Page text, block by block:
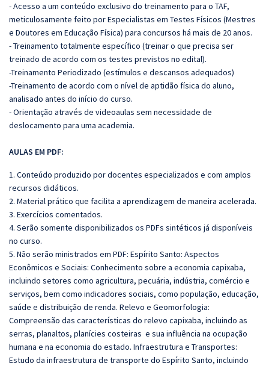
- Acesso a um conteúdo exclusivo do treinamento para o TAF,
meticulosamente feito por Especialistas em Testes Físicos (Mestres
e Doutores em Educação Física) para concursos há mais de 20 anos.
- Treinamento totalmente específico (treinar o que precisa ser
treinado de acordo com os testes previstos no edital).
-Treinamento Periodizado (estímulos e descansos adequados)
-Treinamento de acordo com o nível de aptidão física do aluno,
analisado antes do início do curso.
- Orientação através de videoaulas sem necessidade de
deslocamento para uma academia.
AULAS EM PDF:
1. Conteúdo produzido por docentes especializados e com amplos
recursos didáticos.
2. Material prático que facilita a aprendizagem de maneira acelerada.
3. Exercícios comentados.
4. Serão somente disponibilizados os PDFs sintéticos já disponíveis
no curso.
5. Não serão ministrados em PDF: Espírito Santo: Aspectos
Econômicos e Sociais: Conhecimento sobre a economia capixaba,
incluindo setores como agricultura, pecuária, indústria, comércio e
serviços, bem como indicadores sociais, como população, educação,
saúde e distribuição de renda. Relevo e Geomorfologia:
Compreensão das características do relevo capixaba, incluindo as
serras, planaltos, planícies costeiras e sua influência na ocupação
humana e na economia do estado. Infraestrutura e Transportes:
Estudo da infraestrutura de transporte do Espírito Santo, incluindo